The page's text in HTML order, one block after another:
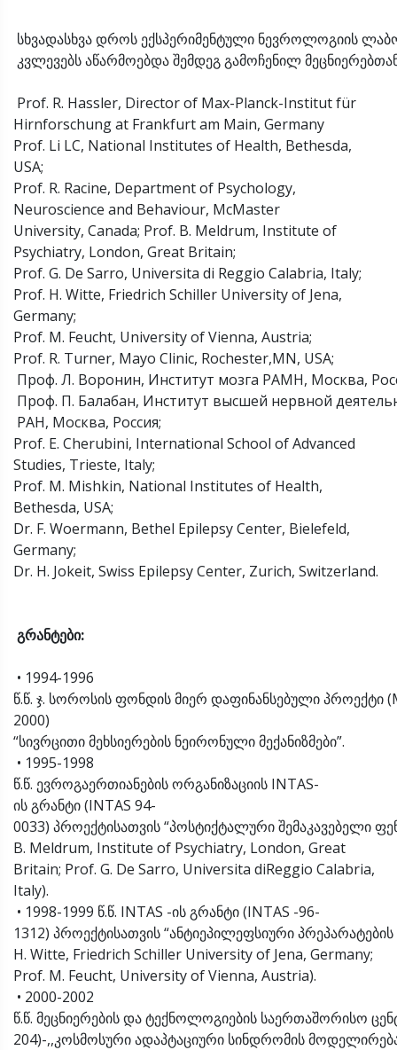
სხვადასხვა დროს ექსპერიმენტული ნევროლოგიის
კვლევებს აწარმოებდა შემდეგ გამოჩენილ
Prof. R. Hassler, Director of Max-Planck-Institut für
Hirnforschung at Frankfurt am Main, Germany
Prof. Li LC, National Institutes of Health, Bethesda,
USA;
Prof. R. Racine, Department of Psychology,
Neuroscience and Behaviour, McMaster
University, Canada; Prof. B. Meldrum, Institute of
Psychiatry, London, Great Britain;
Prof. G. De Sarro, Universita di Reggio Calabria, Italy;
Prof. H. Witte, Friedrich Schiller University of Jena,
Germany;
Prof. M. Feucht, University of Vienna, Austria;
Prof. R. Turner, Mayo Clinic, Rochester,MN, USA;
Проф. Л. Воронин, Институт мозга РАМН, Москва,
Проф. П. Балабан, Институт высшей нервной
РАН, Москва, Россия;
Prof. E. Cherubini, International School of Advanced
Studies, Trieste, Italy;
Prof. M. Mishkin, National Institutes of Health,
Bethesda, USA;
Dr. F. Woermann, Bethel Epilepsy Center, Bielefeld,
Germany;
Dr. H. Jokeit, Swiss Epilepsy Center, Zurich, Switzerland.
გრანტები:
• 1994-1996
წ.წ. ჯ. სოროსის ფონდის მიერ დაფინანსებული პროექტი
2000)
“სივრცითი მეხსიერების ნეირონული მექანიზმები”.
• 1995-1998
წ.წ. ევროგაერთიანების ორგანიზაციის INTAS-
ის გრანტი (INTAS 94-
0033) პროექტისათვის “პოსტიქტალური
B. Meldrum, Institute of Psychiatry, London, Great
Britain; Prof. G. De Sarro, Universita diReggio Calabria,
Italy).
• 1998-1999 წ.წ. INTAS -ის გრანტი (INTAS -96-
1312) პროექტისათვის “ანტიეპილეფსიური
H. Witte, Friedrich Schiller University of Jena, Germany;
Prof. M. Feucht, University of Vienna, Austria).
• 2000-2002
წ.წ. მეცნიერების და ტექნოლოგიების საერთაშორისო
204)-,,კოსმოსური ადაპტაციური სინდრომის